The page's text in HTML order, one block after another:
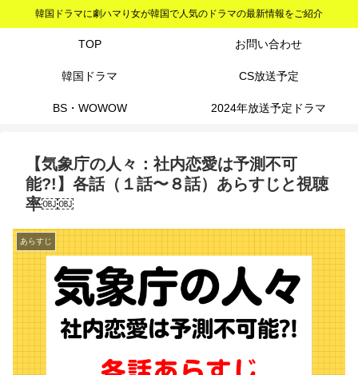
韓国ドラマに劇ハマり女が韓国で人気のドラマの最新情報をご紹介
TOP お問い合わせ
韓国ドラマ CS放送予定
BS・WOWOW 2024年放送予定ドラマ
【気象庁の人々：社内恋愛は予測不可
能?!】各話（１話〜８話）あらすじと視聴
率￼￼
あらすじ